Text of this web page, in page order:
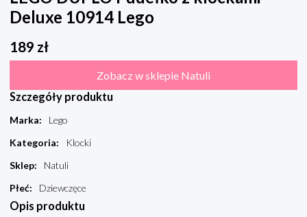
Deluxe 10914 Lego
189 zł
Zobacz w sklepie Natuli
Szczegóły produktu
Marka:
Lego
Kategoria:
Klocki
Sklep:
Natuli
Płeć: Dziewczęce
Opis produktu